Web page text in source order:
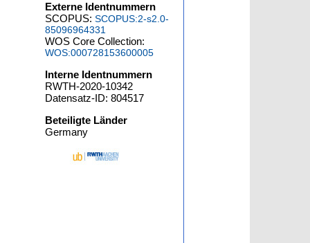
Externe Identnummern
SCOPUS:SCOPUS:2-s2.0-
85096964331
WOS Core Collection:
WOS:000728153600005
Interne Identnummern
RWTH-2020-10342
Datensatz-ID: 804517
Beteiligte Länder
Germany